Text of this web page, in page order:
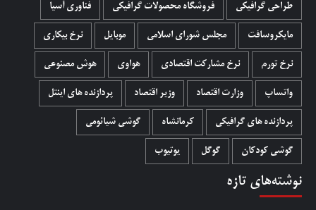
طراحی گرافیکی فروشگاه محصولات گرافيکی فناوری آسیا
مایکروسافت مجلس شورای اسلامی موبایل نرخ بیکاری
نرخ تورم نرخ مشارکت اقتصادی هواوی هوش مصنوعی
واتساپ وزارت اقتصاد وزیر اقتصاد پردازنده های اینتل
پردازنده های گرافیکی کرمانشاه گوشی شیائومی
گوشی کودکان گوگل یوتیوب
نوشته‌های تازه